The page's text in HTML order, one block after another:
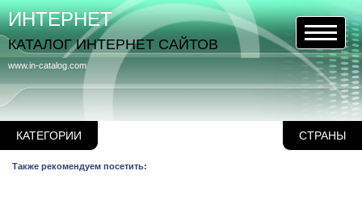
КАТЕГОРИИ СТРАНЫ
www.in-catalog.com
ИНТЕРНЕТ
КАТАЛОГ ИНТЕРНЕТ САЙТОВ
Также рекомендуем посетить: